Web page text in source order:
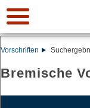
Vorschriften
Bremische